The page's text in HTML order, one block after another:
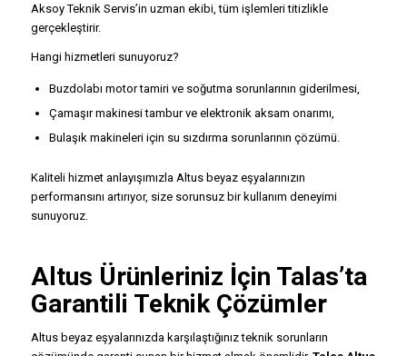
Aksoy Teknik Servis’in uzman ekibi, tüm işlemleri titizlikle
gerçekleştirir.
Hangi hizmetleri sunuyoruz?
Buzdolabı motor tamiri ve soğutma sorunlarının giderilmesi,
Çamaşır makinesi tambur ve elektronik aksam onarımı,
Bulaşık makineleri için su sızdırma sorunlarının çözümü.
Kaliteli hizmet anlayışımızla Altus beyaz eşyalarınızın
performansını artırıyor, size sorunsuz bir kullanım deneyimi
sunuyoruz.
Altus Ürünleriniz İçin Talas’ta
Garantili Teknik Çözümler
Altus beyaz eşyalarınızda karşılaştığınız teknik sorunların